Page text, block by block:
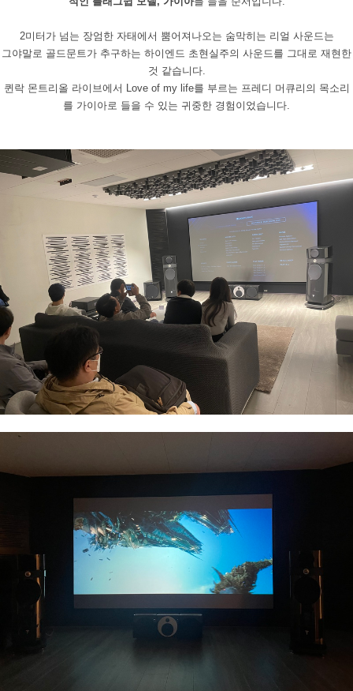
2미터가 넘는 장엄한 자태에서 뿜어져나오는 숨막히는 리얼 사운드는
그야말로 골드문트가 추구하는 하이엔드 초현실주의 사운드를 그대로 재현한
것 같습니다.
퀸락 몬트리올 라이브에서 Love of my life를 부르는 프레디 머큐리의 목소리
를 가이아로 들을 수 있는 귀중한 경험이었습니다